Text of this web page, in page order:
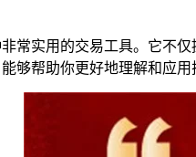
常实用的交易工具。它不
够帮助你更好地理解和应用